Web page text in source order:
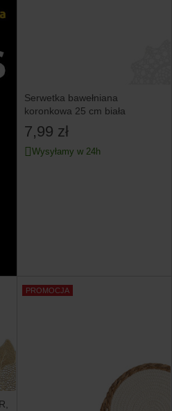
Serwetka bawełniana
koronkowa 25 cm biała
7,99 zł
Wysyłamy w 24h
PROMOCJA